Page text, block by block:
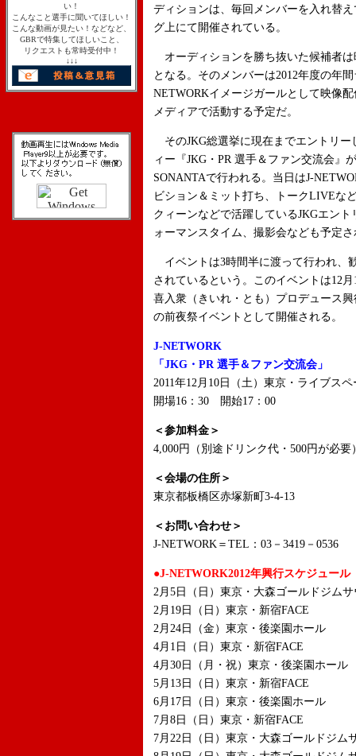
い！
こんなこと選手に聞いてほしい！
こんな動画が見たい！などなど、
GBRで特集してほしいこと、
リクエストも常時受付中！
↓↓↓
ディションは、毎回メンバーを入れ替
グ上にて開催されている。
オーディションを勝ち抜いた候補者は
となる。そのメンバーは2012年度の年
NETWORKイメージガールとして映像
メディアで活動する予定だ。
そのJKG総選挙に現在までエントリー
ィー『JKG・PR 選手＆ファン交流会』
SONANTAで行われる。当日はJ-
ビション＆ミット打ち、トークLIVEな
クィーンなどで活躍しているJKGエン
ォーマンスタイム、撮影会なども予定
イベントは3時間半に渡って行われ、
されているという。このイベントは12
喜入衆（きいれ・とも）プロデュース
の前夜祭イベントとして開催される。
J-NETWORK
「JKG・PR 選手＆ファン交流会」
2011年12月10日（土）東京・ライブス
開場16：30 開始17：00
＜参加料金＞
4,000円（別途ドリンク代・500円が必要
＜会場の住所＞
東京都板橋区赤塚新町3-4-13
＜お問い合わせ＞
J-NETWORK＝TEL：03－3419－0536
●J-NETWORK2012年興行スケジュール
2月5日（日）東京・大森ゴールドジム
2月19日（日）東京・新宿FACE
2月24日（金）東京・後楽園ホール
4月1日（日）東京・新宿FACE
4月30日（月・祝）東京・後楽園ホール
5月13日（日）東京・新宿FACE
6月17日（日）東京・後楽園ホール
7月8日（日）東京・新宿FACE
7月22日（日）東京・大森ゴールドジム